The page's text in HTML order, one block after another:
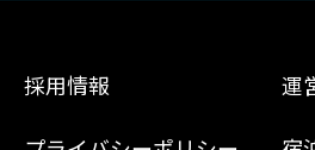
採用情報 運